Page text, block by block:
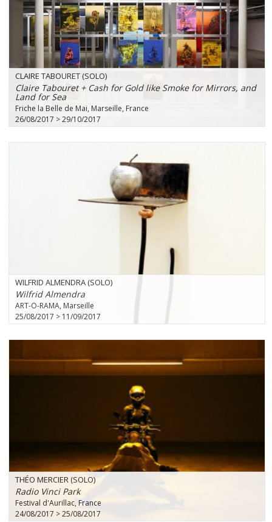
CLAIRE TABOURET (SOLO)
Claire Tabouret + Cash for Gold like Smoke for Mirrors, and
Land for Sea
Friche la Belle de Mai, Marseille, France
26/08/2017 > 29/10/2017
WILFRID ALMENDRA (SOLO)
Wilfrid Almendra
ART-O-RAMA, Marseille
25/08/2017 > 11/09/2017
THÉO MERCIER (SOLO)
Radio Vinci Park
Festival d'Aurillac, France
24/08/2017 > 25/08/2017